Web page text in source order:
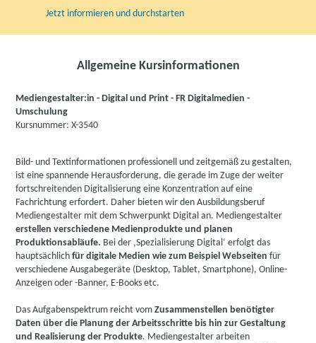
Jetzt informieren und durchstarten
Allgemeine Kursinformationen
Mediengestalter:in - Digital und Print - FR Digitalmedien -
Umschulung
Kursnummer: X-3540
Bild- und Textinformationen professionell und zeitgemäß zu gestalten,
ist eine spannende Herausforderung, die gerade im Zuge der weiter
fortschreitenden Digitalisierung eine Konzentration auf eine
Fachrichtung erfordert. Daher bieten wir den Ausbildungsberuf
Mediengestalter mit dem Schwerpunkt Digital an. Mediengestalter
erstellen verschiedene Medienprodukte und planen
Produktionsabläufe. Bei der ‚Spezialisierung Digital‘ erfolgt das
hauptsächlichfür digitale Medien wie zum Beispiel Webseiten für
verschiedene Ausgabegeräte (Desktop, Tablet, Smartphone), Online-
Anzeigen oder -Banner, E-Books etc.
Das Aufgabenspektrum reicht vomZusammenstellen benötigter
Daten über die Planung der Arbeitsschritte bis hin zur Gestaltung
und Realisierung der Produkte. Mediengestalter arbeiten